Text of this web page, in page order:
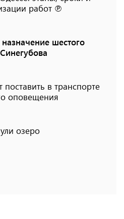
работ ℗
шестого
в транспорте
оповещения
озеро